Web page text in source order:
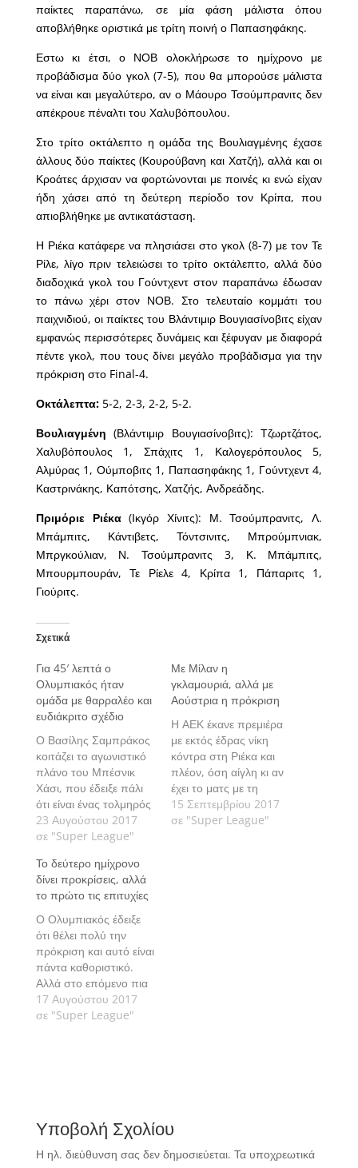
παίκτες παραπάνω, σε μία φάση μάλιστα όπου
αποβλήθηκε οριστικά με τρίτη ποινή ο Παπασηφάκης.
Εστω κι έτσι, ο ΝΟΒ ολοκλήρωσε το ημίχρονο με
προβάδισμα δύο γκολ (7-5), που θα μπορούσε μάλιστα
να είναι και μεγαλύτερο, αν ο Μάουρο Τσούμπρανιτς δεν
απέκρουε πέναλτι του Χαλυβόπουλου.
Στο τρίτο οκτάλεπτο η ομάδα της Βουλιαγμένης έχασε
άλλους δύο παίκτες (Κουρούβανη και Χατζή), αλλά και οι
Κροάτες άρχισαν να φορτώνονται με ποινές κι ενώ είχαν
ήδη χάσει από τη δεύτερη περίοδο τον Κρίπα, που
απιοβλήθηκε με αντικατάσταση.
Η Ριέκα κατάφερε να πλησιάσει στο γκολ (8-7) με τον Τε
Ρίλε, λίγο πριν τελειώσει το τρίτο οκτάλεπτο, αλλά δύο
διαδοχικά γκολ του Γούντχεντ στον παραπάνω έδωσαν
το πάνω χέρι στον ΝΟΒ. Στο τελευταίο κομμάτι του
παιχνιδιού, οι παίκτες του Βλάντιμιρ Βουγιασίνοβιτς είχαν
εμφανώς περισσότερες δυνάμεις και ξέφυγαν με διαφορά
πέντε γκολ, που τους δίνει μεγάλο προβάδισμα για την
πρόκριση στο Final-4.
Οκτάλεπτα:5-2, 2-3, 2-2, 5-2.
Βουλιαγμένη (Βλάντιμιρ Βουγιασίνοβιτς): Τζωρτζάτος,
Χαλυβόπουλος 1, Σπάχιτς 1, Καλογερόπουλος 5,
Αλμύρας 1, Ούμποβιτς 1, Παπασηφάκης 1, Γούντχεντ 4,
Καστρινάκης, Καπότσης, Χατζής, Ανδρεάδης.
Πριμόριε Ριέκα(Ικγόρ Χίνιτς): Μ. Τσούμπρανιτς, Λ.
Μπάμπιτς, Κάντιβετς, Τόντσινιτς, Μπρούμπνιακ,
Μπργκούλιαν, Ν. Τσούμπρανιτς 3, Κ. Μπάμπιτς,
Μπουρμπουράν, Τε Ρίελε 4, Κρίπα 1, Πάπαριτς 1,
Γιούριτς.
Σχετικά
Για 45′ λεπτά ο
Ολυμπιακός ήταν
ομάδα με θαρραλέο και
ευδιάκριτο σχέδιο
Ο Βασίλης Σαμπράκος
κοιτάζει το αγωνιστικό
πλάνο του Μπέσνικ
Χάσι, που έδειξε πάλι
ότι είναι ένας τολμηρός
προπονητής με
σύγχρονες ιδέες για το
23 Αυγούστου 2017
σε "Super League"
Με Μίλαν η
γκλαμουριά, αλλά με
Αούστρια η πρόκριση
Η ΑΕΚ έκανε πρεμιέρα
με εκτός έδρας νίκη
κόντρα στη Ριέκα και
πλέον, όση αίγλη κι αν
έχει το ματς με τη
Μίλαν, εκείνο με την
Αούστρια είναι αυτό
15 Σεπτεμβρίου 2017
σε "Super League"
Το δεύτερο ημίχρονο
δίνει προκρίσεις, αλλά
το πρώτο τις επιτυχίες
Ο Ολυμπιακός έδειξε
ότι θέλει πολύ την
πρόκριση και αυτό είναι
πάντα καθοριστικό.
Αλλά στο επόμενο πια
επίπεδο θα πρέπει να
παίρνει νίκες
17 Αυγούστου 2017
σε "Super League"
Υποβολή Σχολίου
Η ηλ. διεύθυνση σας δεν δημοσιεύεται. Τα υποχρεωτικά